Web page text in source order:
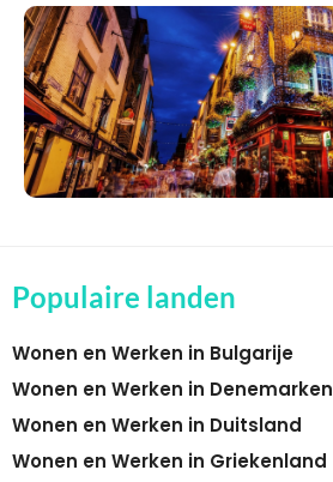
Populaire landen
Wonen en Werken in Bulgarije
Wonen en Werken in Denemarken
Wonen en Werken in Duitsland
Wonen en Werken in Griekenland